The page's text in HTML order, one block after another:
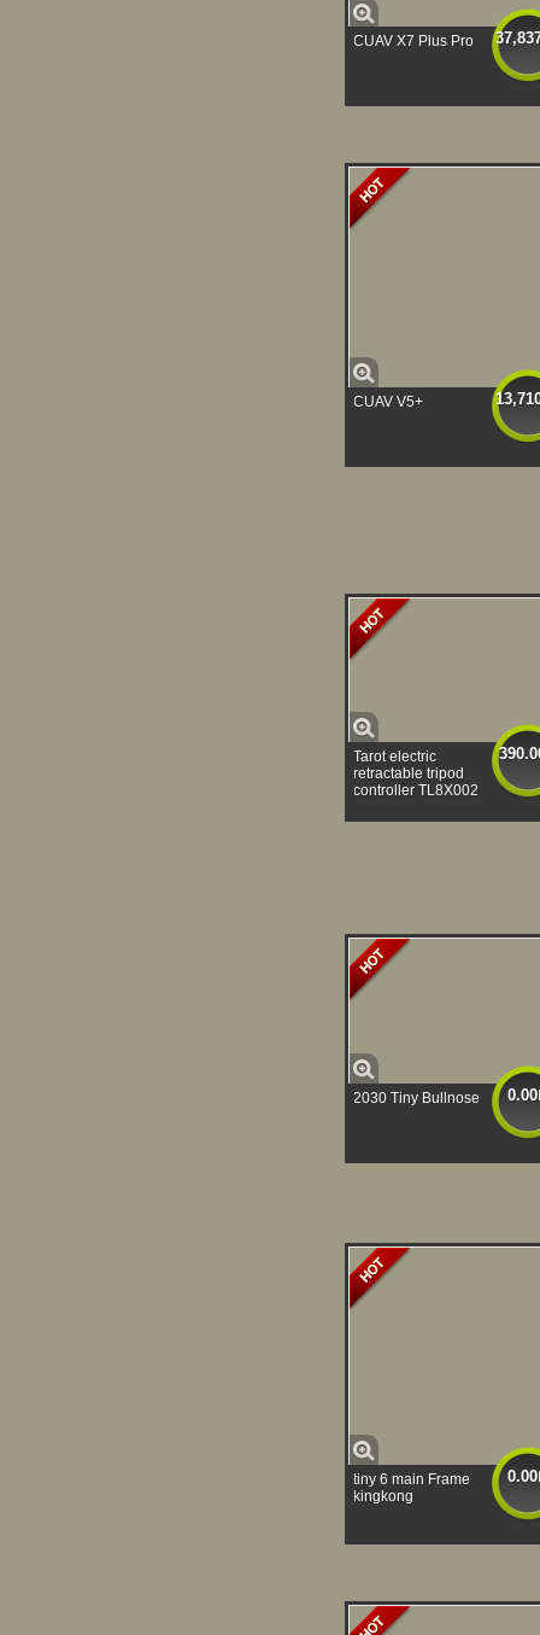
CUAV X7 Plus Pro
CUAV V5+
Tarot electric
retractable tripod
controller TL8X002
2030 Tiny Bullnose
tiny 6 main Frame
kingkong